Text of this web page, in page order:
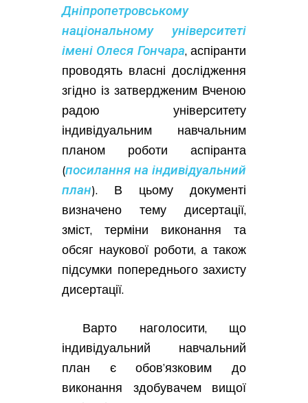
Дніпропетровському
національному університеті
імені Олеся Гончара, аспіранти
проводять власні дослідження
згідно із затвердженим Вченою
радою університету
індивідуальним навчальним
планом роботи аспіранта
(посилання на індивідуальний
план). В цьому документі
визначено тему дисертації,
зміст, терміни виконання та
обсяг наукової роботи, а також
підсумки попереднього захисту
дисертації.
Варто наголосити, що
індивідуальний навчальний
план є обов’язковим до
виконання здобувачем вищої